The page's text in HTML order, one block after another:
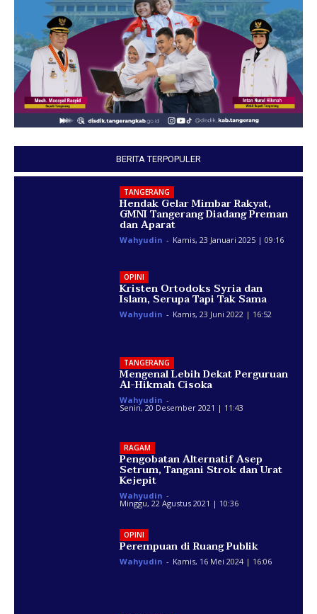
BERITA TERPOPULER
TANGERANG
Hendak Gelar Mimbar Rakyat,
GMNI Tangerang Diadang Preman
dan Aparat
Wahyudin - Kamis, 23 Januari 2025 | 09:16
OPINI
Kristen Ortodoks Syria dan
Islam, Serupa Tapi Tak Sama
Wahyudin - Kamis, 23 Juni 2022 | 16:52
TANGERANG
Mengenal Lebih Dekat Perguruan
Al-Hikmah Cisoka
Wahyudin -
Senin, 20 Desember 2021 | 11:43
RAGAM
Pengobatan Alternatif Asep
Setrum, Tangani Strok dan Urat
Kejepit
Wahyudin -
Minggu, 22 Agustus 2021 | 10:36
OPINI
Perempuan di Ruang Publik
Wahyudin - Kamis, 16 Mei 2024 | 16:06